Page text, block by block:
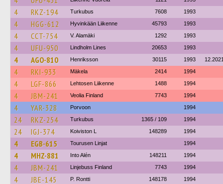
4 RKZ-194 Turkubus 7608 1993
4 HGG-612 Hyvinkään Liikenne 45793 1993
4 CCT-754 V. Alamäki 1292 1993
4 UFU-950 Lindholm Lines 20653 1993
4 AGO-810 Henriksson 30115 1993
4 RKI-933 Mäkela 2414 1994
4 LGF-866 Lehtosen Liikenne 1488 1994
4 JBM-241 Veolia Finland 7743 1994
4 YAR-328 Porvoon 1994
24 RKZ-254 Turkubus 1365 / 109 1994
24 IGJ-374 Koiviston L 148289 1994
4 EGB-615 Tourusen Linjat 1994
4 MHZ-881 Into Alén 148211 1994
4 JBM-241 Linjebuss Finland 7743 1994
4 JBE-145 P. Rontti 148178 1994